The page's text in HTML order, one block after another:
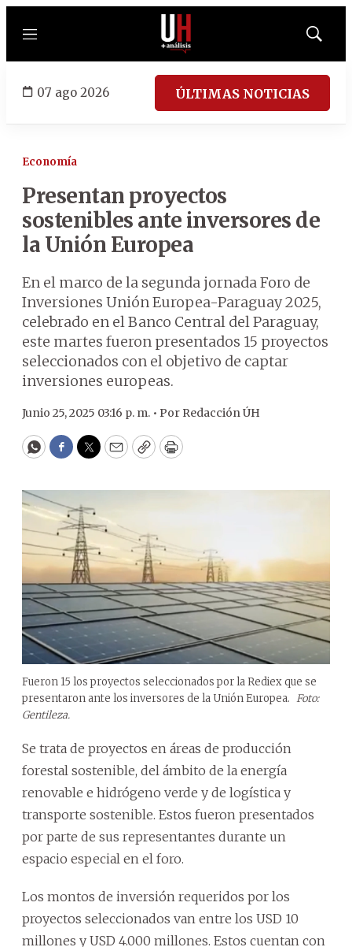
Menú
Mostrar
07 ago 2026 ÚLTIMAS NOTICIAS
Economía
Presentan proyectos
sostenibles ante inversores de
la Unión Europea
En el marco de la segunda jornada Foro de
Inversiones Unión Europea-Paraguay 2025,
celebrado en el Banco Central del Paraguay,
este martes fueron presentados 15 proyectos
seleccionados con el objetivo de captar
inversiones europeas.
Junio 25, 2025 03:16 p. m. • Por Redacción ÚH
WhatsApp
Facebook
Twitter
EmailCopyPrint
Fueron 15 los proyectos seleccionados por la Rediex que se
presentaron ante los inversores de la Unión Europea. Foto:
Gentileza.
Se trata de proyectos en áreas de producción
forestal sostenible, del ámbito de la energía
renovable e hidrógeno verde y de logística y
transporte sostenible. Estos fueron presentados
por parte de sus representantes durante un
espacio especial en el foro.
Los montos de inversión requeridos por los
proyectos seleccionados van entre los USD 10
millones y USD 4.000 millones. Estos cuentan con